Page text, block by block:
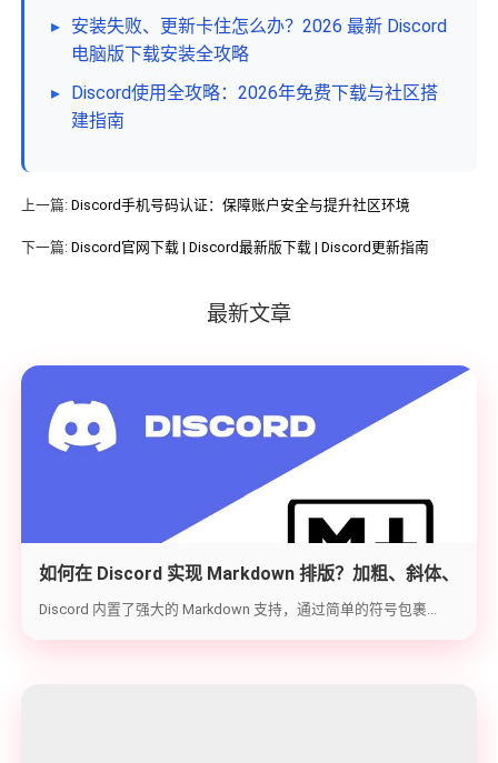
▸ 安装失败、更新卡住怎么办？2026 最新 Discord
电脑版下载安装全攻略
▸ Discord使用全攻略：2026年免费下载与社区搭
建指南
上一篇: Discord手机号码认证：保障账户安全与提升社区环境
下一篇: Discord官网下载 | Discord最新版下载 | Discord更新指南
最新文章
如何在 Discord 实现 Markdown 排版？加粗、斜体、
代码块与隐藏文字教学
Discord 内置了强大的 Markdown 支持，通过简单的符号包裹...